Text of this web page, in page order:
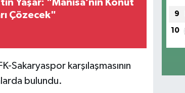
Yaşar: "Manisa’nın Konut
Çözecek"
Sakaryaspor karşılaşmasının
bulundu.
9
10